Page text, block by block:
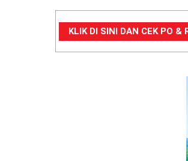
KLIK DI SINI DAN CEK PO &